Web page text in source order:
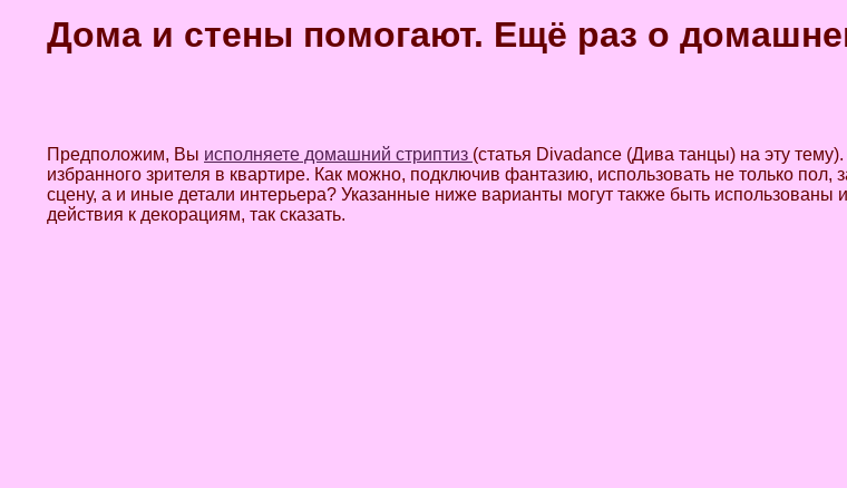
Дома и стены помогают. Ещё раз о
Предположим, Вы исполняете домашний стриптиз (статья Divadance (Дива танцы) на эту
избранного зрителя в квартире. Как можно, подключив фантазию, использовать не только
сцену, а и иные детали интерьера? Указанные ниже варианты могут также быть использованы
действия к декорациям, так сказать.